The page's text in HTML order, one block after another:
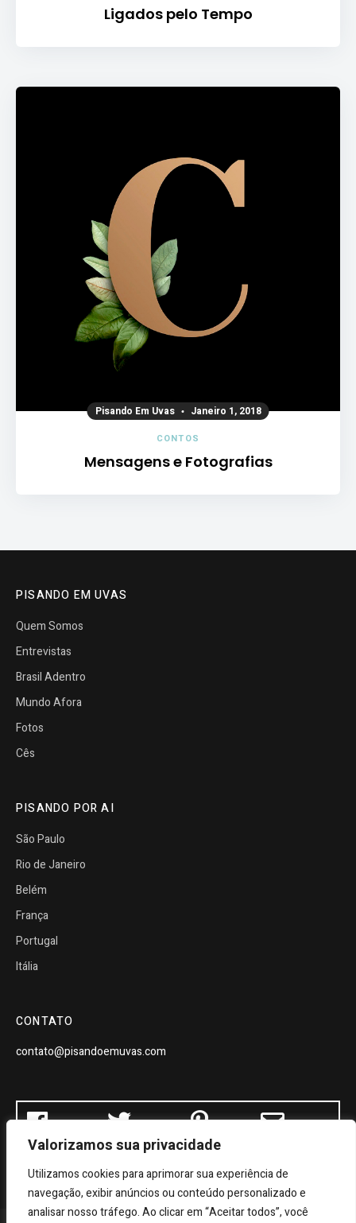
Valorizamos sua privacidade
Utilizamos cookies para aprimorar sua experiência de
navegação, exibir anúncios ou conteúdo personalizado e
analisar nosso tráfego. Ao clicar em “Aceitar todos”, você
Ligados pelo Tempo
Pisando Em Uvas Janeiro 1, 2018
CONTOS
Mensagens e Fotografias
PISANDO EM UVAS
Quem Somos
Entrevistas
Brasil Adentro
Mundo Afora
Fotos
Cês
PISANDO POR AI
São Paulo
Rio de Janeiro
Belém
França
Portugal
Itália
CONTATO
contato@pisandoemuvas.com